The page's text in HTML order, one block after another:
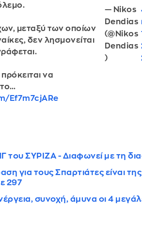
μεταξύ των οποίων
δεν λησμονείται
να
το…
Ef7m7cjARe
— Nikos
Dendias
(@Nikos
Dendias
)
ΣΥΡΙΖΑ - Διαφωνεί με τη
για τους Σπαρτιάτες είναι της
297
συνοχή, άμυνα οι 4